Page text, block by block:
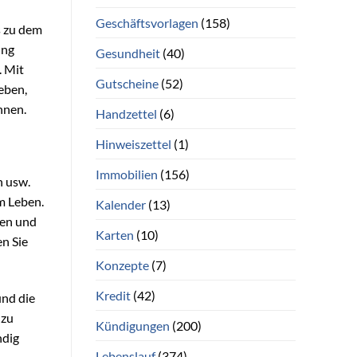
dem
Mit
usw.
Leben.
und
Sie
die
Geschäftsvorlagen (158)
Gesundheit(40)
Gutscheine(52)
Handzettel (6)
Hinweiszettel (1)
Immobilien (156)
Kalender(13)
Karten (10)
Konzepte(7)
Kredit(42)
Kündigungen (200)